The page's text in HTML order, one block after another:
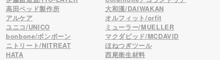
高田ベッド製作所
大和漢/DAIWAKAN
アルケア
オルフィット/orfit
ユニコ/UNICO
ミューラー/MUELLER
bonbone/ボンボーン
マクダビッド/MCDAVID
ニトリート/NITREAT
ほねつぎツール
HATA
西尾衛生材料